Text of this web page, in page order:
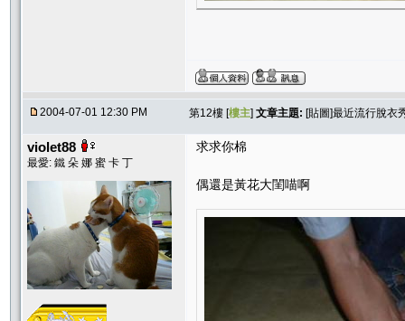
2004-07-01 12:30 PM 第12樓 [樓主] 文章主題: [貼圖]最近流行脫衣
violet88
最愛: 鐵 朵 娜 蜜 卡 丁
求求你棉
偶還是黃花大閨喵啊